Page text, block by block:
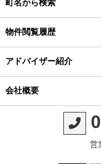
町名から検索
物件閲覧履歴
アドバイザー紹介
会社概要
営